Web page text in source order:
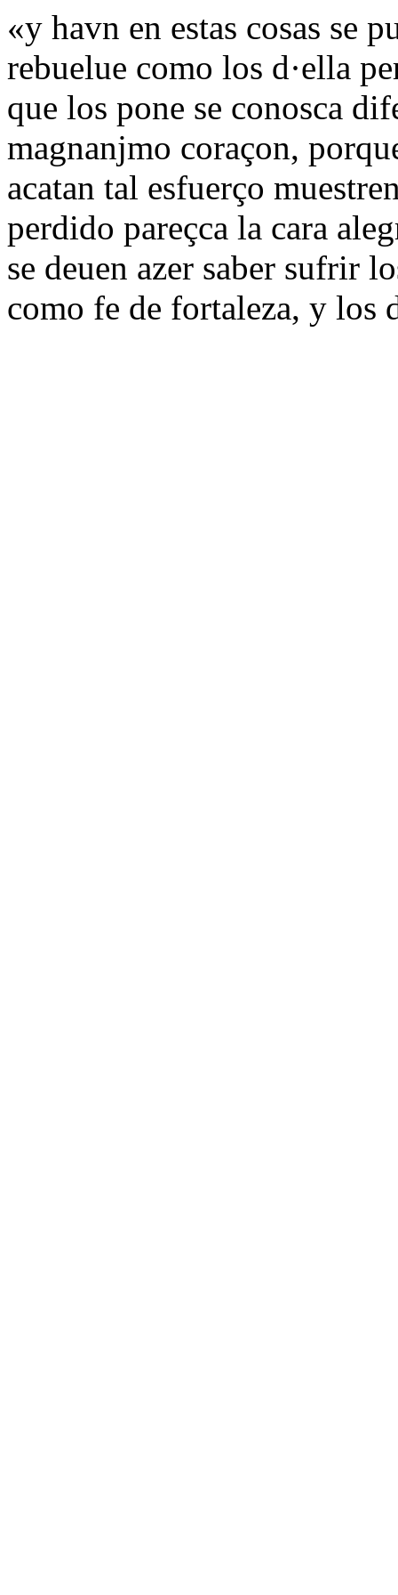
«y havn en estas cosas se
rebuelue como los d·ella
que los pone se conosca
magnanjmo coraçon,
acatan tal esfuerço
perdido pareçca la cara
se deuen azer saber sufrir
como fe de fortaleza, y los